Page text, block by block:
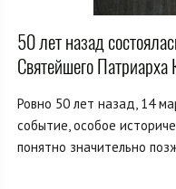
50 лет назад
Святейшего
Ровно 50 лет назад, 14
событие, особое
понятно значительно